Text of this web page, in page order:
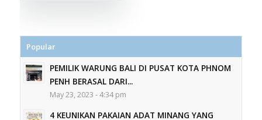
Popular
PEMILIK WARUNG BALI DI PUSAT KOTA PHNOM
PENH BERASAL DARI...
May 23, 2023 - 4:34 pm
4 KEUNIKAN PAKAIAN ADAT MINANG YANG